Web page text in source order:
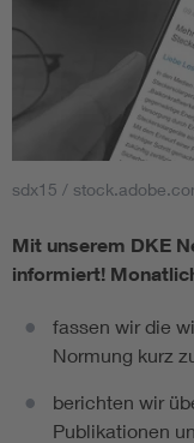
sdx15 /
Mit unserem DKE
informiert!
fassen wir die
Normung kurz
berichten wir
Publikationen